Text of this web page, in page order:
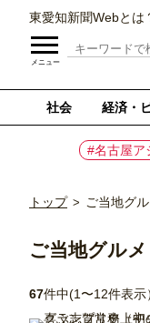
東愛知新聞Webとは
社会 経済・
#名古屋ア
メニュー
トップ > ご当地グ
ご当地グルメ
67件中(1〜12件表示